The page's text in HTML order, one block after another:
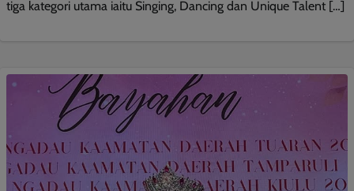
tiga kategori utama iaitu Singing, Dancing dan Unique Talent […]